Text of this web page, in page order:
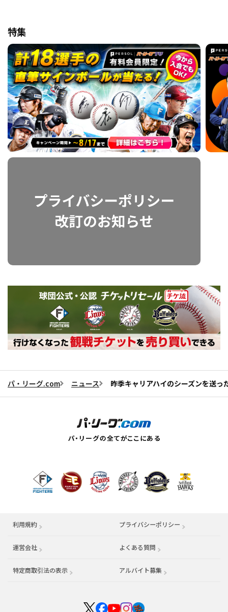
特集
パ・リーグ.com ニュース 昨季キャリアハイのシーズンを送っ
利用規約 プライバシーポリシー
運営会社 （別ウィンドウで開く） よくある質問
特定商取引法の表示 アルバイト募集 （別ウィンドウで開く